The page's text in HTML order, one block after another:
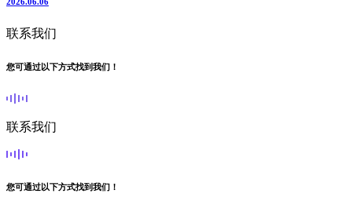
联系我们
您可通过以下方式找到我们！
联系我们
您可通过以下方式找到我们！